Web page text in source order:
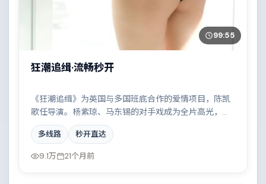
99:55
狂潮追缉·流畅秒开
《狂潮追缉》为英国与多国班底合作的爱情项目，陈凯
歌任导演。杨紫琼、马东锡的对手戏成为全片高光，都
市霓虹下的人性试炼与自我救赎。配乐与摄影风格统
一，具备院线质感。
多线路 秒开直达
9.1万 21个月前